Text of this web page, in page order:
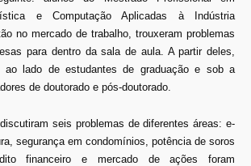
e Computação Aplicadas à Indústria
no mercado de trabalho, trouxeram problemas
para dentro da sala de aula. A partir deles,
ao lado de estudantes de graduação e sob a
de doutorado e pós-doutorado.
seis problemas de diferentes áreas: e-
segurança em condomínios, potência de soros
financeiro e mercado de ações foram